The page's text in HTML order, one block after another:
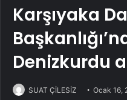
Karşıyaka
Denizkurdu
SUAT ÇİLESİZ Ocak 16,